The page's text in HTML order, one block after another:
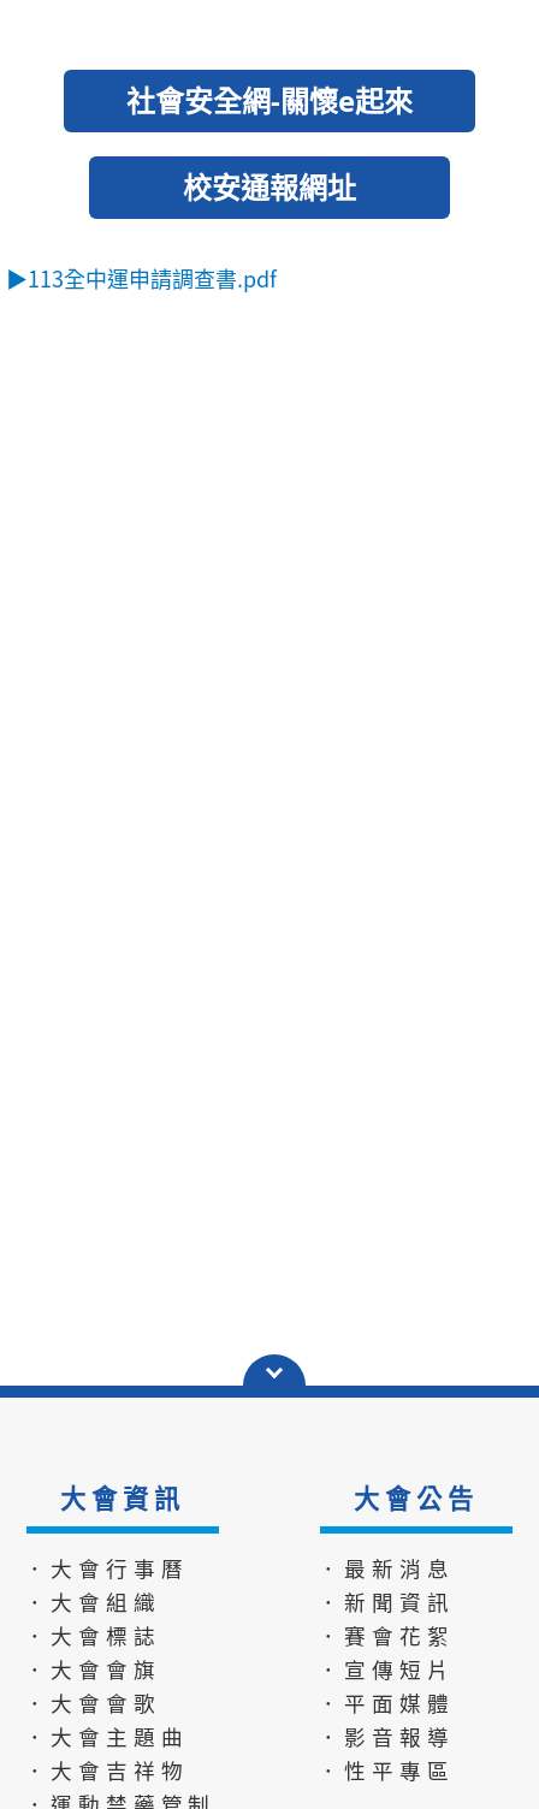
▶113全中運申請調查書.pdf
大會資訊
．大會行事曆
．大會組織
．大會標誌
．大會會旗
．大會會歌
．大會主題曲
．大會吉祥物
．運動禁藥管制
大會公告
．最新消息
．新聞資訊
．賽會花絮
．宣傳短片
．平面媒體
．影音報導
．性平專區